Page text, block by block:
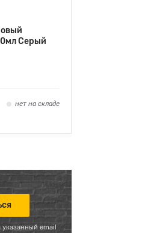
Серый
нет на складе
email